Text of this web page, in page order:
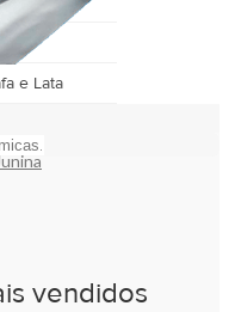
e Lata
vendidos